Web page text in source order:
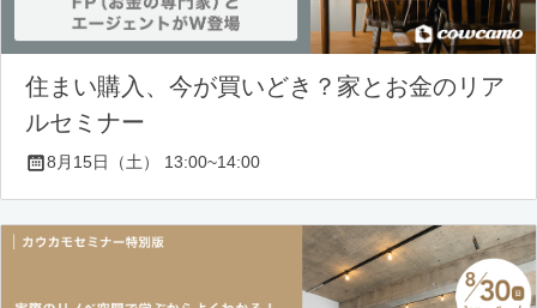
住まい購入、今が買いどき？家とお金のリア
ルセミナー
8月15日（土） 13:00~14:00